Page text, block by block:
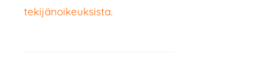
tekijänoikeuksista.